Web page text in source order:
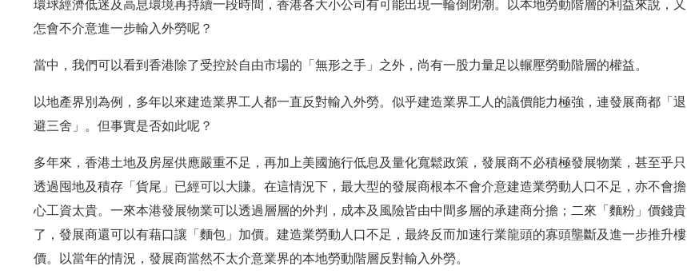
環球經濟低迷及高息環境再持續一段時間，香港各大小公司有可能出現一輪倒閉潮。以本地勞動階層的利益來說，又
怎會不介意進一步輸入外勞呢？
當中，我們可以看到香港除了受控於自由市場的「無形之手」之外，尚有一股力量足以輾壓勞動階層的權益。
以地產界別為例，多年以來建造業界工人都一直反對輸入外勞。似乎建造業界工人的議價能力極強，連發展商都「退
避三舍」。但事實是否如此呢？
多年來，香港土地及房屋供應嚴重不足，再加上美國施行低息及量化寬鬆政策，發展商不必積極發展物業，甚至乎只
透過囤地及積存「貨尾」已經可以大賺。在這情況下，最大型的發展商根本不會介意建造業勞動人口不足，亦不會擔
心工資太貴。一來本港發展物業可以透過層層的外判，成本及風險皆由中間多層的承建商分擔；二來「麵粉」價錢貴
了，發展商還可以有藉口讓「麵包」加價。建造業勞動人口不足，最終反而加速行業龍頭的寡頭壟斷及進一步推升樓
價。以當年的情況，發展商當然不太介意業界的本地勞動階層反對輸入外勞。